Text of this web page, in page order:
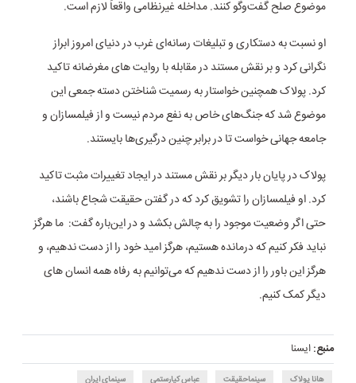
موضوع صلح گفت‌وگو کنند. مداخله غیرنظامی واقعاً لازم است.
او نسبت به دستکاری و تبلیغات رسانه‌ای غرب در دنیای امروز ابراز
نگرانی کرد و بر نقش مستند در مقابله با روایت های مغرضانه تاکید
کرد. پولاک همچنین خواستار به رسمیت شناختن دسته جمعی این
موضوع شد که جنگ‌های خاص به نفع مردم نیست و از فیلمسازان و
جامعه جهانی خواست تا در برابر چنین درگیری‌ها بایستند.
پولاک در پایان بار دیگر بر نقش مستند در ایجاد تغییرات مثبت تاکید
کرد. او فیلمسازان را تشویق کرد که در گفتن حقیقت شجاع باشند،
حتی اگر وضعیت موجود را به چالش بکشد و در این‌باره گفت: ما هرگز
نباید فکر کنیم که درمانده هستیم، هرگز امید خود را از دست ندهیم، و
هرگز این باور را از دست ندهیم که می‌توانیم به رفاه همه انسان های
دیگر کمک کنیم.
منبع:ایسنا
هانا پولاک سینماحقیقت عباس کیارستمی سینمای ایران